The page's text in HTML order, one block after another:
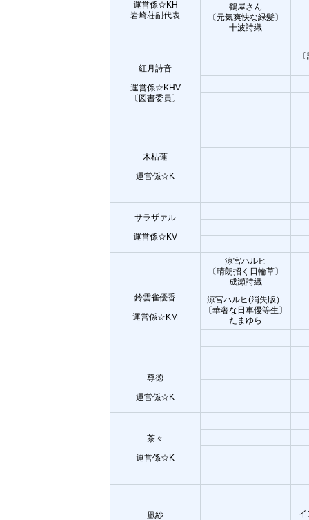
運営係☆KH
岩崎荘副代表
鶴屋さん
〔元気爽快な緑髪〕
十波詩織
紅月詩音
運営係☆KHV
〔図書委員〕
木枯蓮
運営係☆K
サラザァル
運営係☆KV
鈴雲雀優香
運営係☆KM
涼宮ハルヒ
〔晴朗招く日輪草〕
成瀬詩織
涼宮ハルヒ(消失版）
〔華奢な日車優等生〕
たまゆら
尊徳
運営係☆K
茶々
運営係☆K
凪紗 イ